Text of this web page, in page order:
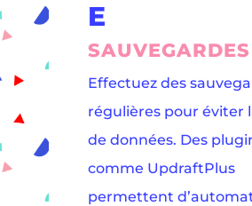
E
SAUVEGARDES
Effectuez des
régulières pour éviter
de données. Des
comme UpdraftPlus
permettent